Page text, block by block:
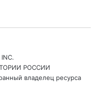
РОССИИ
владелец ресурса